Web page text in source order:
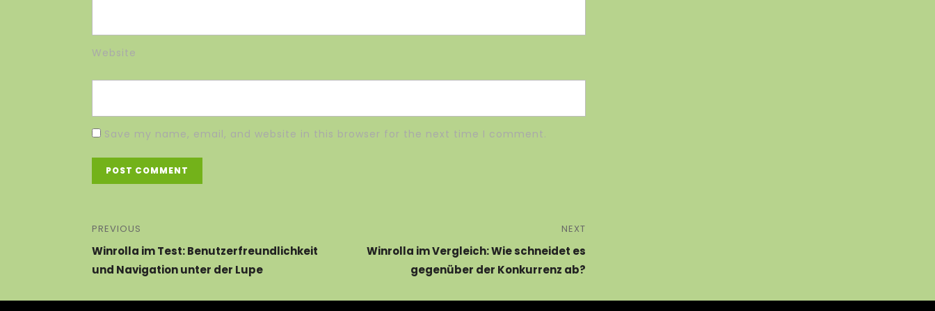
Website
Save my name, email, and website in this browser for the next time I comment.
PREVIOUS
Winrolla im Test: Benutzerfreundlichkeit
und Navigation unter der Lupe
NEXT
Winrolla im Vergleich: Wie schneidet es
gegenüber der Konkurrenz ab?